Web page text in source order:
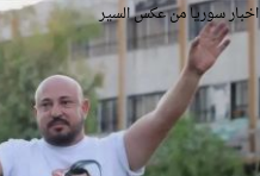
اخبار سوريا من عكس السير